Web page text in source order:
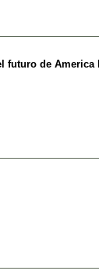
futuro de America